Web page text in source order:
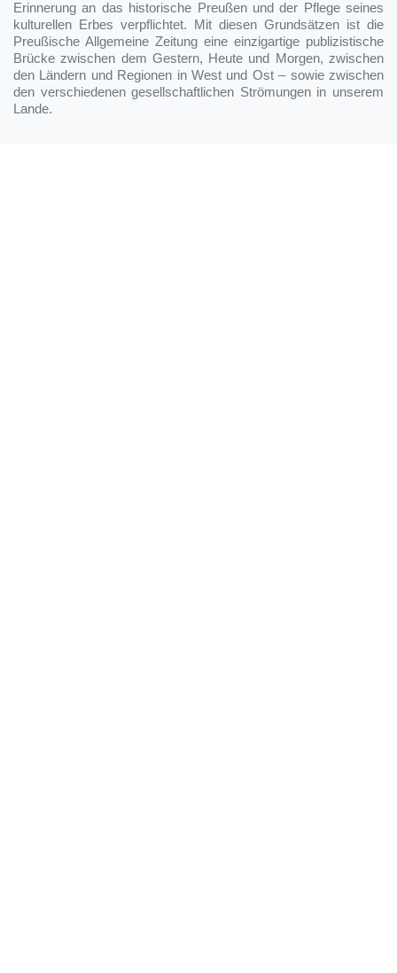
Erinnerung an das historische Preußen und der Pflege seines
kulturellen Erbes verpflichtet. Mit diesen Grundsätzen ist die
Preußische Allgemeine Zeitung eine einzigartige publizistische
Brücke zwischen dem Gestern, Heute und Morgen, zwischen
den Ländern und Regionen in West und Ost – sowie zwischen
den verschiedenen gesellschaftlichen Strömungen in unserem
Lande.